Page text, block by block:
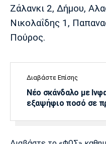
Ζάλανκι 2, Δήμου,
Νικολαΐδης 1,
Πούρος.
Διαβάστε Επίσης
Νέο σκάνδαλο με
εξαψήφιο ποσό σε